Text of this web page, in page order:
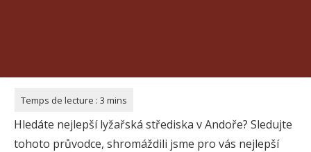
Hledáte nejlepší lyžařská střediska v Andoře? Sledujte
tohoto průvodce, shromáždili jsme pro vás nejlepší